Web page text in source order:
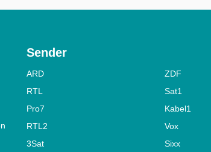
Sender
ARD
ZDF
RTL
Sat1
Pro7
Kabel1
RTL2
Vox
3Sat
Sixx